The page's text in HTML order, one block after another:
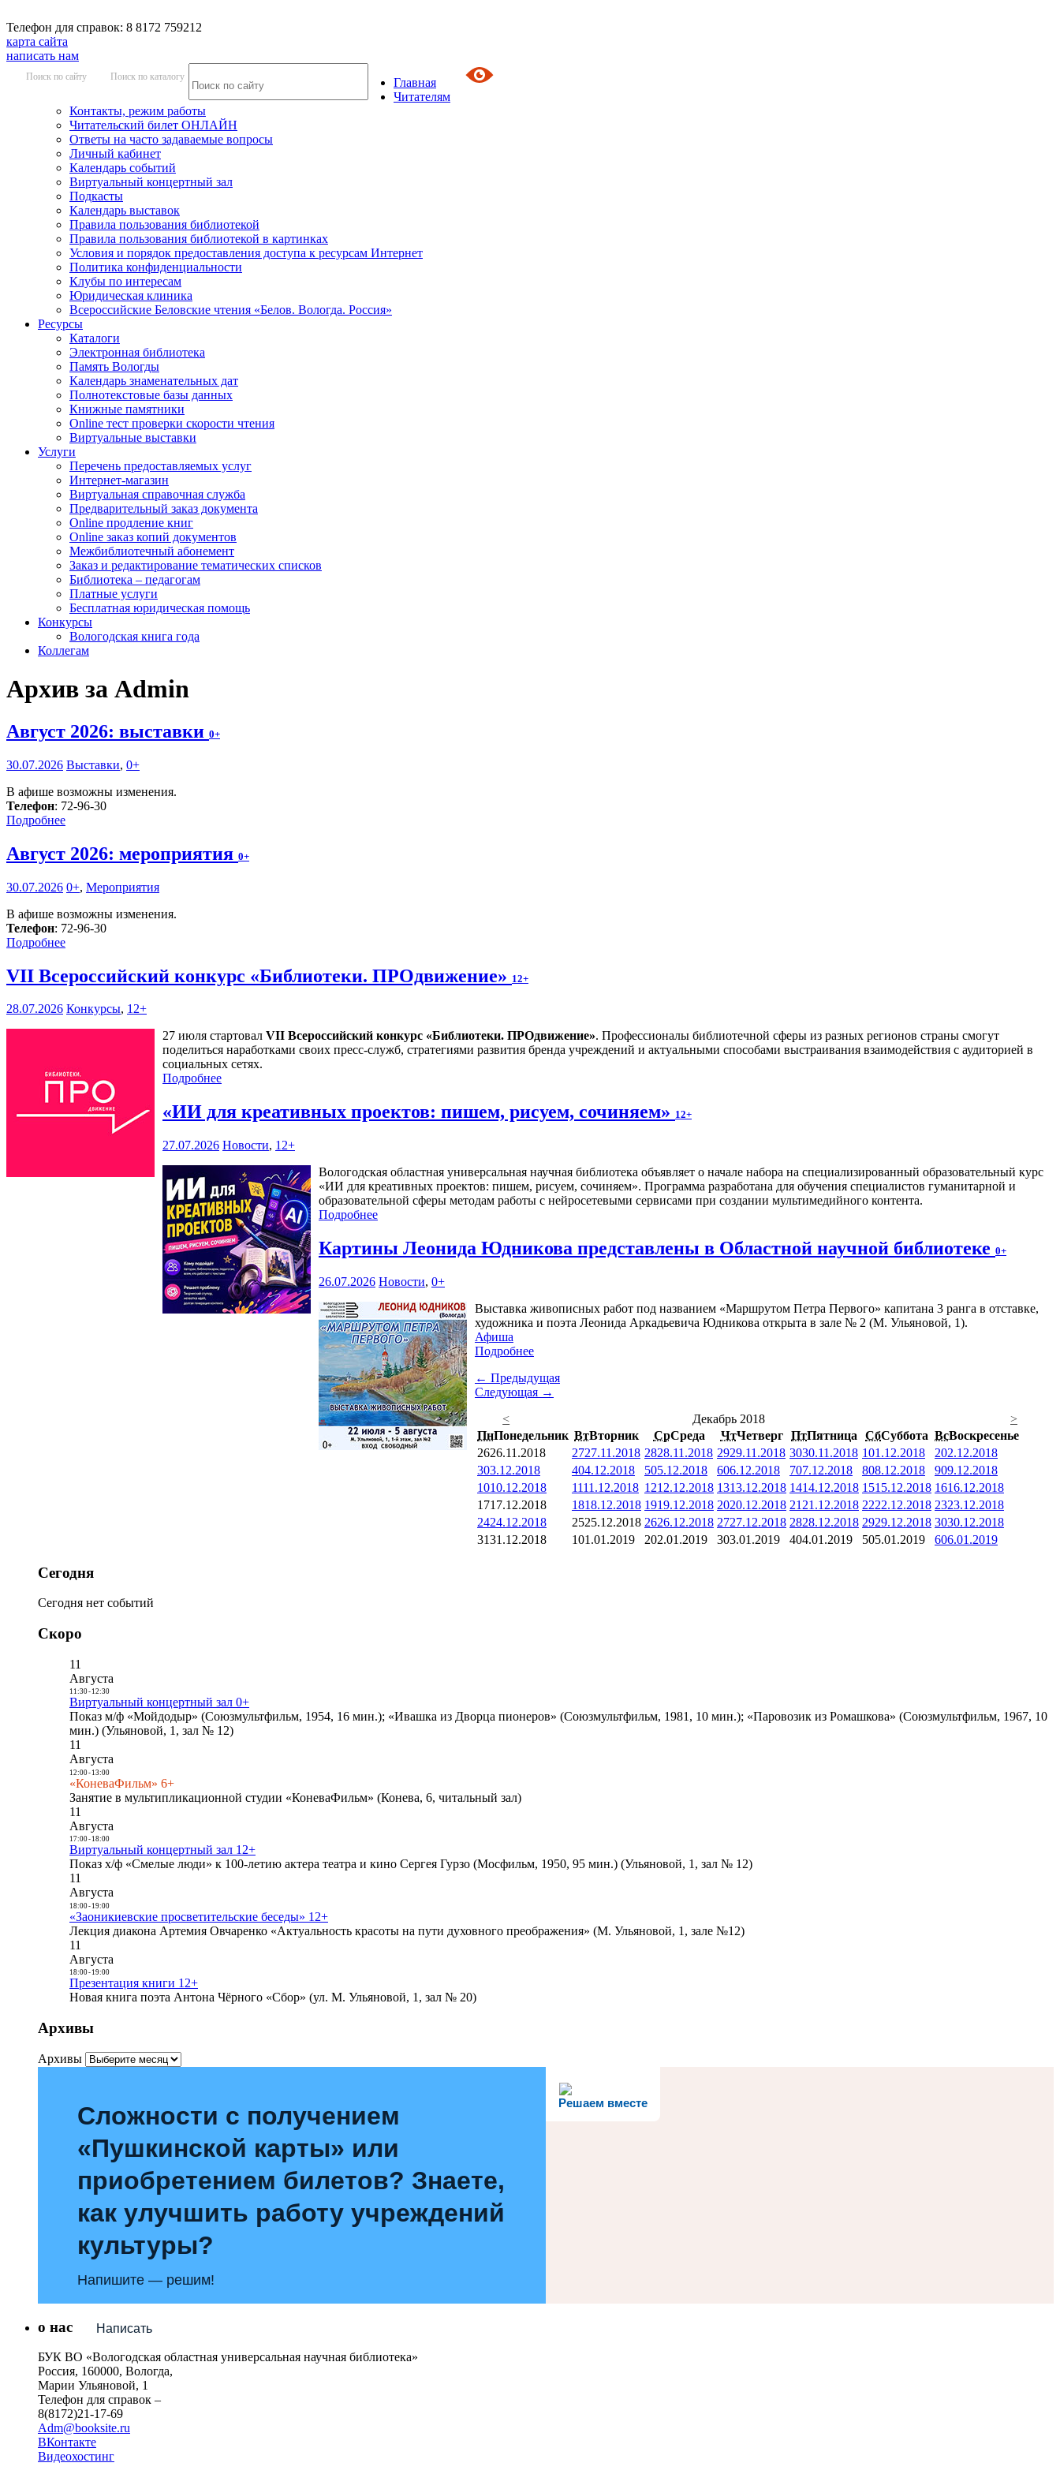
Телефон для справок: 8 8172 759212
карта сайта
написать нам
Поиск по сайту Поиск по каталогу
Главная
Читателям
Контакты, режим работы
Читательский билет ОНЛАЙН
Ответы на часто задаваемые вопросы
Личный кабинет
Календарь событий
Виртуальный концертный зал
Подкасты
Календарь выставок
Правила пользования библиотекой
Правила пользования библиотекой в картинках
Условия и порядок предоставления доступа к ресурсам Интернет
Политика конфиденциальности
Клубы по интересам
Юридическая клиника
Всероссийские Беловские чтения «Белов. Вологда. Россия»
Ресурсы
Каталоги
Электронная библиотека
Память Вологды
Календарь знаменательных дат
Полнотекстовые базы данных
Книжные памятники
Online тест проверки скорости чтения
Виртуальные выставки
Услуги
Перечень предоставляемых услуг
Интернет-магазин
Виртуальная справочная служба
Предварительный заказ документа
Online продление книг
Online заказ копий документов
Межбиблиотечный абонемент
Заказ и редактирование тематических списков
Библиотека – педагогам
Платные услуги
Бесплатная юридическая помощь
Конкурсы
Вологодская книга года
Коллегам
Архив за Admin
Август 2026: выставки 0+
30.07.2026 Выставки, 0+
В афише возможны изменения.
Телефон: 72-96-30
Подробнее
Август 2026: мероприятия 0+
30.07.2026 0+, Мероприятия
В афише возможны изменения.
Телефон: 72-96-30
Подробнее
VII Всероссийский конкурс «Библиотеки. ПРОдвижение» 12+
28.07.2026 Конкурсы, 12+
27 июля стартовал VII Всероссийский конкурс «Библиотеки. ПРОдвижение». Профессионалы библиотечной сферы из разных регионов страны смогут
поделиться наработками своих пресс-служб, стратегиями развития бренда учреждений и актуальными способами выстраивания взаимодействия с аудиторией в
социальных сетях.
Подробнее
«ИИ для креативных проектов: пишем, рисуем, сочиняем» 12+
27.07.2026 Новости, 12+
Вологодская областная универсальная научная библиотека объявляет о начале набора на специализированный образовательный курс
«ИИ для креативных проектов: пишем, рисуем, сочиняем». Программа разработана для обучения специалистов гуманитарной и
образовательной сферы методам работы с нейросетевыми сервисами при создании мультимедийного контента.
Подробнее
Картины Леонида Юдникова представлены в Областной научной библиотеке 0+
26.07.2026 Новости, 0+
Выставка живописных работ под названием «Маршрутом Петра Первого» капитана 3 ранга в отставке,
художника и поэта Леонида Аркадьевича Юдникова открыта в зале № 2 (М. Ульяновой, 1).
Афиша
Подробнее
← Предыдущая
Следующая →
<
Декабрь 2018
>
ПнПонедельник ВтВторник СрСреда ЧтЧетверг ПтПятница СбСуббота ВсВоскресенье
2626.11.2018 2727.11.2018 2828.11.2018 2929.11.2018 3030.11.2018 101.12.2018 202.12.2018
303.12.2018 404.12.2018 505.12.2018 606.12.2018 707.12.2018 808.12.2018 909.12.2018
1010.12.2018 1111.12.2018 1212.12.2018 1313.12.2018 1414.12.2018 1515.12.2018 1616.12.2018
1717.12.2018 1818.12.2018 1919.12.2018 2020.12.2018 21 21.12.2018 2222.12.2018 2323.12.2018
2424.12.2018 2525.12.2018 2626.12.2018 2727.12.2018 2828.12.2018 2929.12.2018 3030.12.2018
3131.12.2018 101.01.2019 202.01.2019 303.01.2019 404.01.2019 505.01.2019 606.01.2019
Сегодня
Сегодня нет событий
Скоро
11
Августа
11:30- 12:30
Виртуальный концертный зал 0+
Показ м/ф «Мойдодыр» (Союзмультфильм, 1954, 16 мин.); «Ивашка из Дворца пионеров» (Союзмультфильм, 1981, 10 мин.); «Паровозик из Ромашкова» (Союзмультфильм, 1967, 10
мин.) (Ульяновой, 1, зал № 12)
11
Августа
12:00- 13:00
«КоневаФильм» 6+
Занятие в мультипликационной студии «КоневаФильм» (Конева, 6, читальный зал)
11
Августа
17:00- 18:00
Виртуальный концертный зал 12+
Показ х/ф «Смелые люди» к 100-летию актера театра и кино Сергея Гурзо (Мосфильм, 1950, 95 мин.) (Ульяновой, 1, зал № 12)
11
Августа
18:00- 19:00
«Заоникиевские просветительские беседы» 12+
Лекция диакона Артемия Овчаренко «Актуальность красоты на пути духовного преображения» (М. Ульяновой, 1, зале №12)
11
Августа
18:00- 19:00
Презентация книги 12+
Новая книга поэта Антона Чёрного «Сбор» (ул. М. Ульяновой, 1, зал № 20)
Архивы
Архивы
Решаем вместе
Сложности с получением
«Пушкинской карты» или
приобретением билетов? Знаете,
как улучшить работу учреждений
культуры?
Напишите — решим!
Написать
о нас
БУК ВО «Вологодская областная универсальная научная библиотека»
Россия, 160000, Вологда,
Марии Ульяновой, 1
Телефон для справок –
8(8172)21-17-69
Adm@booksite.ru
ВКонтакте
Видеохостинг